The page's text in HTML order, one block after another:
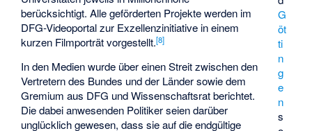
G
öt
ti
n
g
e
n
s
berücksichtigt. Alle geförderten Projekte werden im
DFG-Videoportal zur Exzellenzinitiative in einem
kurzen Filmporträt vorgestellt.[8]
In den Medien wurde über einen Streit zwischen den
Vertretern des Bundes und der Länder sowie dem
Gremium aus DFG und Wissenschaftsrat berichtet.
Die dabei anwesenden Politiker seien darüber
unglücklich gewesen, dass sie auf die endgültige